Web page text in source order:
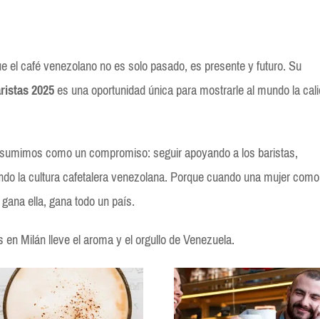
el café venezolano no es solo pasado, es presente y futuro. Su
2025es una oportunidad única para mostrarle al mundo la
como un compromiso: seguir apoyando a los baristas,
la cultura cafetalera venezolana. Porque cuando una mujer como
ella, gana todo un país.
Milán lleve el aroma y el orgullo de Venezuela.